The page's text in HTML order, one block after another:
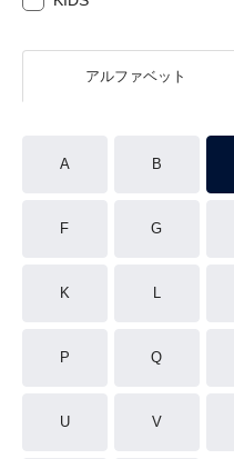
アルファベット
A B
F G
K L
P Q
U V